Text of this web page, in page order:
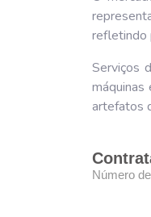
refletindo
Serviços
máquinas
artefatos
Número